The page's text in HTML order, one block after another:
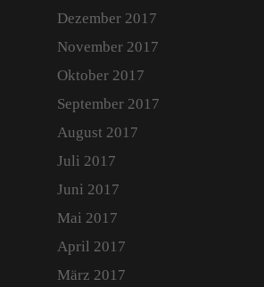
Dezember 2017
November 2017
Oktober 2017
September 2017
August 2017
Juli 2017
Juni 2017
Mai 2017
April 2017
März 2017